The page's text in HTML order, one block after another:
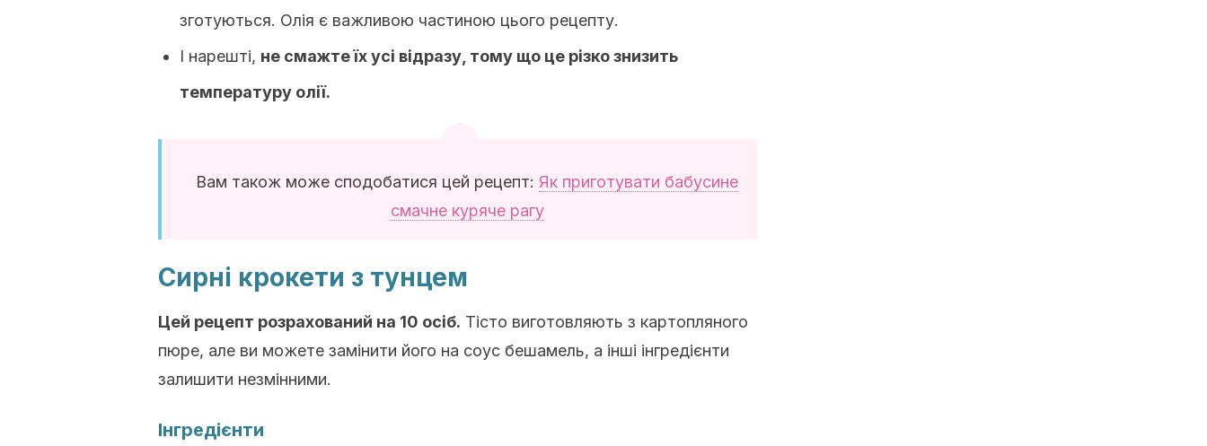
зготуються. Олія є важливою частиною цього рецепту.
І нарешті, не смажте їх усі відразу, тому що це різко знизить
температуру олії.
Вам також може сподобатися цей рецепт: Як приготувати бабусине
смачне куряче рагу
Сирні крокети з тунцем
Цей рецепт розрахований на 10 осіб. Тісто виготовляють з картопляного
пюре, але ви можете замінити його на соус бешамель, а інші інгредієнти
залишити незмінними.
Інгредієнти